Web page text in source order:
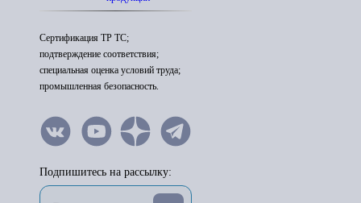
Сертификация ТР ТС;
подтверждение соответствия;
специальная оценка условий труда;
промышленная безопасность.
Подпишитесь на рассылку: